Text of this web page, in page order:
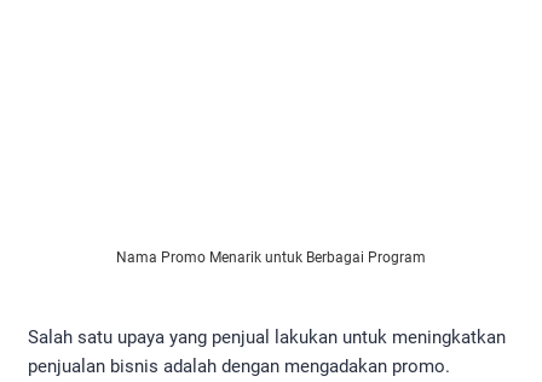
Nama Promo Menarik untuk Berbagai Program
Salah satu upaya yang penjual lakukan untuk meningkatkan
penjualan bisnis adalah dengan mengadakan promo.